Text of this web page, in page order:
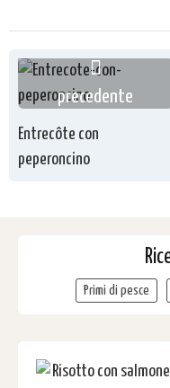
precedente
Entrecôte con
peperoncino
Primi di pesce